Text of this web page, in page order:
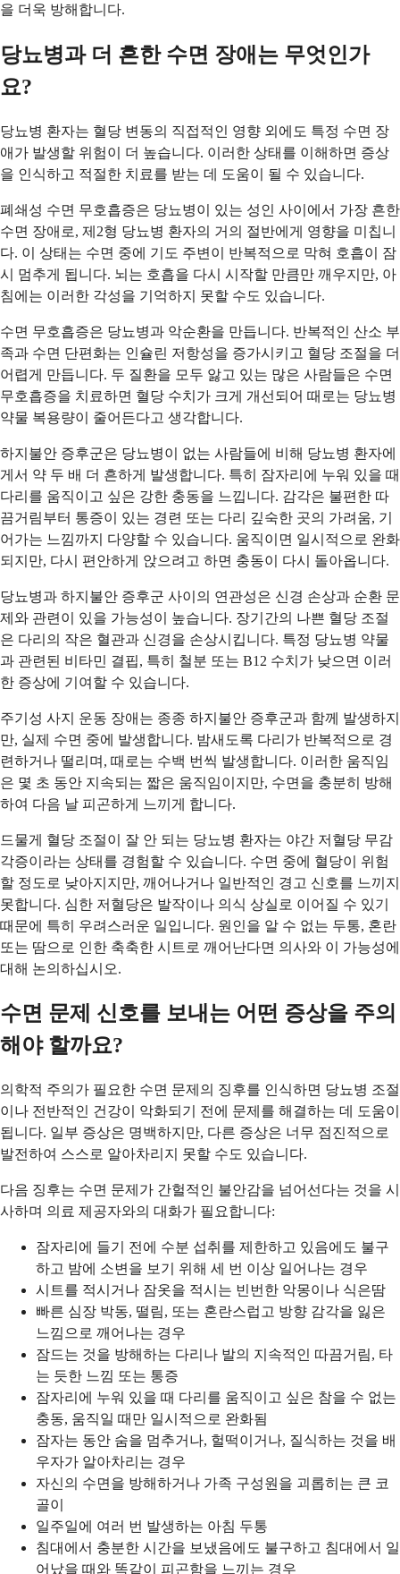
을 더욱 방해합니다.
당뇨병과 더 흔한 수면 장애는 무엇인가
요?
당뇨병 환자는 혈당 변동의 직접적인 영향 외에도 특정 수면 장
애가 발생할 위험이 더 높습니다. 이러한 상태를 이해하면 증상
을 인식하고 적절한 치료를 받는 데 도움이 될 수 있습니다.
폐쇄성 수면 무호흡증은 당뇨병이 있는 성인 사이에서 가장 흔한
수면 장애로, 제2형 당뇨병 환자의 거의 절반에게 영향을 미칩니
다. 이 상태는 수면 중에 기도 주변이 반복적으로 막혀 호흡이 잠
시 멈추게 됩니다. 뇌는 호흡을 다시 시작할 만큼만 깨우지만, 아
침에는 이러한 각성을 기억하지 못할 수도 있습니다.
수면 무호흡증은 당뇨병과 악순환을 만듭니다. 반복적인 산소 부
족과 수면 단편화는 인슐린 저항성을 증가시키고 혈당 조절을 더
어렵게 만듭니다. 두 질환을 모두 앓고 있는 많은 사람들은 수면
무호흡증을 치료하면 혈당 수치가 크게 개선되어 때로는 당뇨병
약물 복용량이 줄어든다고 생각합니다.
하지불안 증후군은 당뇨병이 없는 사람들에 비해 당뇨병 환자에
게서 약 두 배 더 흔하게 발생합니다. 특히 잠자리에 누워 있을 때
다리를 움직이고 싶은 강한 충동을 느낍니다. 감각은 불편한 따
끔거림부터 통증이 있는 경련 또는 다리 깊숙한 곳의 가려움, 기
어가는 느낌까지 다양할 수 있습니다. 움직이면 일시적으로 완화
되지만, 다시 편안하게 앉으려고 하면 충동이 다시 돌아옵니다.
당뇨병과 하지불안 증후군 사이의 연관성은 신경 손상과 순환 문
제와 관련이 있을 가능성이 높습니다. 장기간의 나쁜 혈당 조절
은 다리의 작은 혈관과 신경을 손상시킵니다. 특정 당뇨병 약물
과 관련된 비타민 결핍, 특히 철분 또는 B12 수치가 낮으면 이러
한 증상에 기여할 수 있습니다.
주기성 사지 운동 장애는 종종 하지불안 증후군과 함께 발생하지
만, 실제 수면 중에 발생합니다. 밤새도록 다리가 반복적으로 경
련하거나 떨리며, 때로는 수백 번씩 발생합니다. 이러한 움직임
은 몇 초 동안 지속되는 짧은 움직임이지만, 수면을 충분히 방해
하여 다음 날 피곤하게 느끼게 합니다.
드물게 혈당 조절이 잘 안 되는 당뇨병 환자는 야간 저혈당 무감
각증이라는 상태를 경험할 수 있습니다. 수면 중에 혈당이 위험
할 정도로 낮아지지만, 깨어나거나 일반적인 경고 신호를 느끼지
못합니다. 심한 저혈당은 발작이나 의식 상실로 이어질 수 있기
때문에 특히 우려스러운 일입니다. 원인을 알 수 없는 두통, 혼란
또는 땀으로 인한 축축한 시트로 깨어난다면 의사와 이 가능성에
대해 논의하십시오.
수면 문제 신호를 보내는 어떤 증상을 주의
해야 할까요?
의학적 주의가 필요한 수면 문제의 징후를 인식하면 당뇨병 조절
이나 전반적인 건강이 악화되기 전에 문제를 해결하는 데 도움이
됩니다. 일부 증상은 명백하지만, 다른 증상은 너무 점진적으로
발전하여 스스로 알아차리지 못할 수도 있습니다.
다음 징후는 수면 문제가 간헐적인 불안감을 넘어선다는 것을 시
사하며 의료 제공자와의 대화가 필요합니다:
잠자리에 들기 전에 수분 섭취를 제한하고 있음에도 불구
하고 밤에 소변을 보기 위해 세 번 이상 일어나는 경우
시트를 적시거나 잠옷을 적시는 빈번한 악몽이나 식은땀
빠른 심장 박동, 떨림, 또는 혼란스럽고 방향 감각을 잃은
느낌으로 깨어나는 경우
잠드는 것을 방해하는 다리나 발의 지속적인 따끔거림, 타
는 듯한 느낌 또는 통증
잠자리에 누워 있을 때 다리를 움직이고 싶은 참을 수 없는
충동, 움직일 때만 일시적으로 완화됨
잠자는 동안 숨을 멈추거나, 헐떡이거나, 질식하는 것을 배
우자가 알아차리는 경우
자신의 수면을 방해하거나 가족 구성원을 괴롭히는 큰 코
골이
일주일에 여러 번 발생하는 아침 두통
침대에서 충분한 시간을 보냈음에도 불구하고 침대에서 일
어났을 때와 똑같이 피곤함을 느끼는 경우